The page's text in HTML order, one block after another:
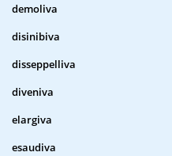
demoliva
disinibiva
disseppelliva
diveniva
elargiva
esaudiva